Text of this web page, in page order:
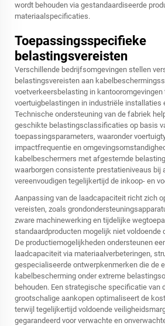
wordt behouden via gestandaardiseerde
materiaalspecificaties.
Toepassingsspecifieke
belastingsvereisten
Verschillende bedrijfsomgevingen stellen
belastingsvereisten aan
voetverkeersbelasting in kantooromgevingen
voertuigbelastingen in industriële installaties
Technische ondersteuning van de fabriek
geschikte belastingsclassificaties op basis
toepassingsparameters, waaronder
impactfrequentie en
kabelbeschermers met afgestemde
waarborgen consistente prestatieniveaus bij
vereenvoudigen tegelijkertijd de inkoop- en
Aanpassing van de laadcapaciteit richt zich
vereisten, zoals
zware machinewerking en tijdelijke
standaardproducten mogelijk niet voldoende
De productiemogelijkheden ondersteunen
laadcapaciteit via materiaalverbeteringen,
gespecialiseerde ontwerpkenmerken die de
kabelbescherming onder extreme
behouden. Een strategische specificatie van
grootschalige aankopen optimaliseert de
terwijl tegelijkertijd voldoende
gegarandeerd voor verwachte en